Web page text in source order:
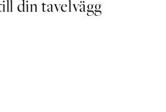
din tavelvägg